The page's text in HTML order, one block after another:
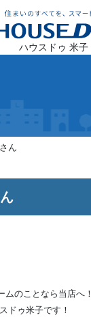
ハウスドゥ 米子
ん
ムのことなら当店へ！
ドゥ米子です！